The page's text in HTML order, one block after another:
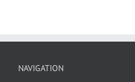
NAVIGATION